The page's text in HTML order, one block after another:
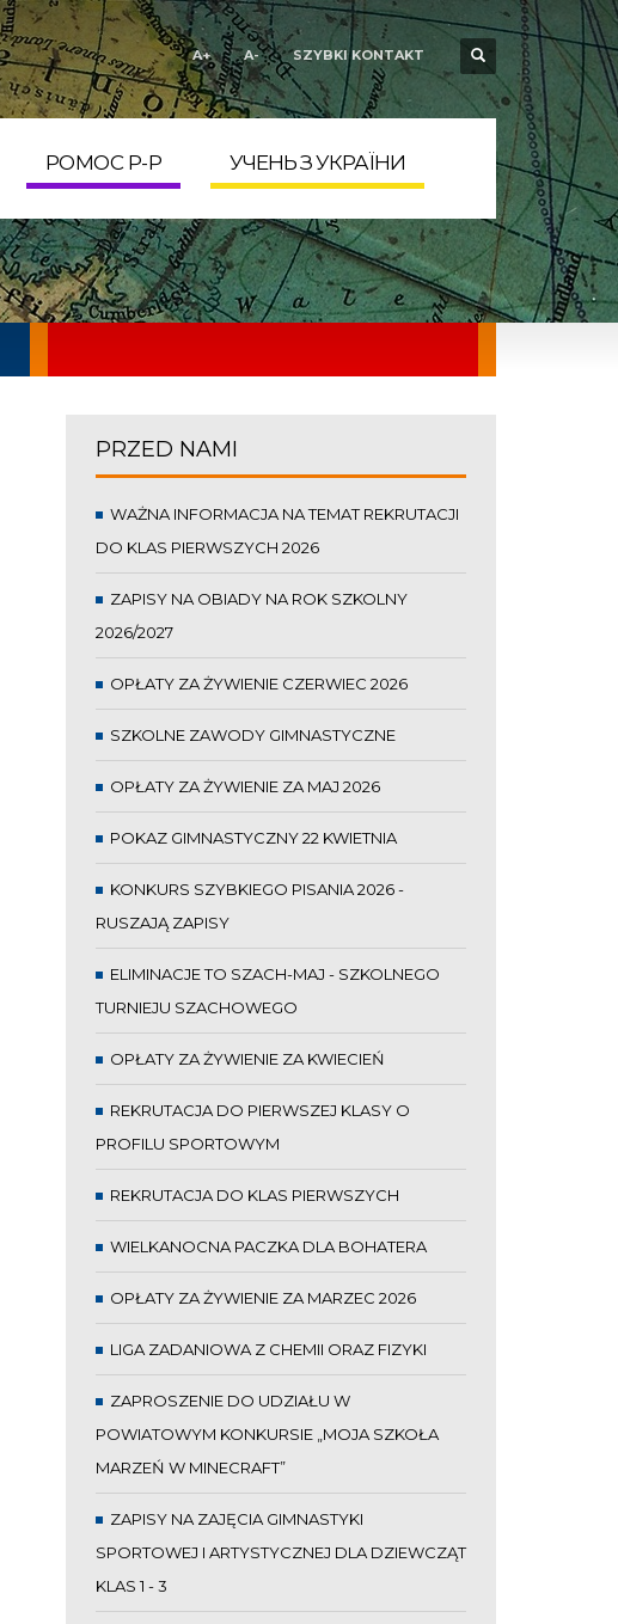
DEKLARACJA
DOSTĘPNOŚCI
A+ A- SZYBKI KONTAKT
POMOC P-P УЧЕНЬ З УКРАЇНИ
PRZED NAMI
WAŻNA INFORMACJA NA TEMAT REKRUTACJI
DO KLAS PIERWSZYCH 2026
ZAPISY NA OBIADY NA ROK SZKOLNY
2026/2027
OPŁATY ZA ŻYWIENIE CZERWIEC 2026
SZKOLNE ZAWODY GIMNASTYCZNE
OPŁATY ZA ŻYWIENIE ZA MAJ 2026
POKAZ GIMNASTYCZNY 22 KWIETNIA
KONKURS SZYBKIEGO PISANIA 2026 -
RUSZAJĄ ZAPISY
ELIMINACJE TO SZACH-MAJ - SZKOLNEGO
TURNIEJU SZACHOWEGO
OPŁATY ZA ŻYWIENIE ZA KWIECIEŃ
REKRUTACJA DO PIERWSZEJ KLASY O
PROFILU SPORTOWYM
REKRUTACJA DO KLAS PIERWSZYCH
WIELKANOCNA PACZKA DLA BOHATERA
OPŁATY ZA ŻYWIENIE ZA MARZEC 2026
LIGA ZADANIOWA Z CHEMII ORAZ FIZYKI
ZAPROSZENIE DO UDZIAŁU W
POWIATOWYM KONKURSIE „MOJA SZKOŁA
MARZEŃ W MINECRAFT”
ZAPISY NA ZAJĘCIA GIMNASTYKI
SPORTOWEJ I ARTYSTYCZNEJ DLA DZIEWCZĄT
KLAS 1 - 3